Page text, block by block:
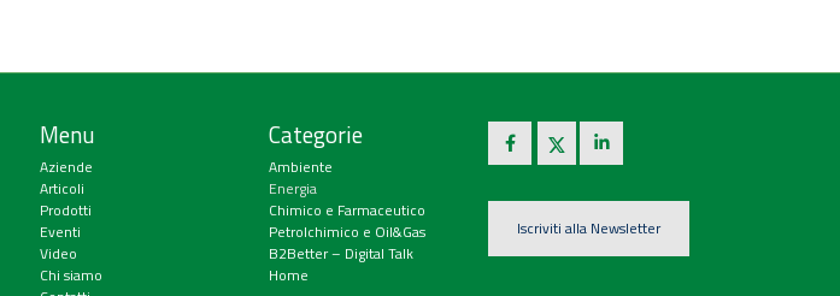
Menu
Aziende
Articoli
Prodotti
Eventi
Video
Chi siamo
Categorie
Ambiente
Energia
Chimico e Farmaceutico
Petrolchimico e Oil&Gas
B2Better – Digital Talk
Home
Iscriviti alla Newsletter